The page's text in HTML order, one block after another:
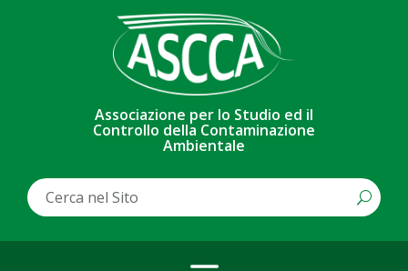
Associazione per lo Studio ed il
Controllo della Contaminazione
Ambientale